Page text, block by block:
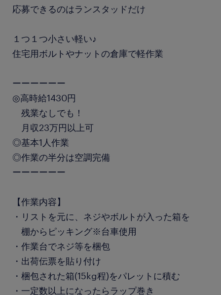
応募できるのはランスタッドだけ
１つ１つ小さい軽い♪
住宅用ボルトやナットの倉庫で軽作業
ーーーーーー
◎高時給1430円
残業なしでも！
月収23万円以上可
◎基本1人作業
◎作業の半分は空調完備
ーーーーーー
【作業内容】
・リストを元に、ネジやボルトが入った箱を
棚からピッキング※台車使用
・作業台でネジ等を梱包
・出荷伝票を貼り付け
・梱包された箱(15kg程)をパレットに積む
・一定数以上になったらラップ巻き